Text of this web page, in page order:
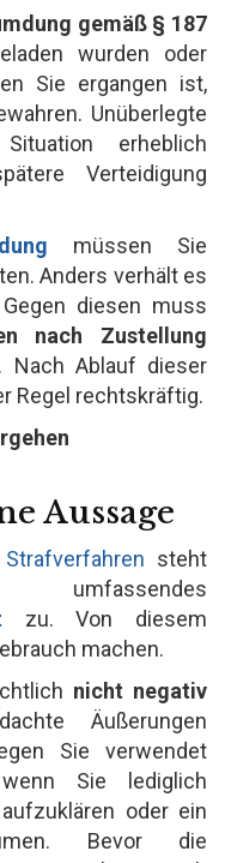
gemäß § 187
wurden oder
Sie ergangen ist,
Unüberlegte
erheblich
Verteidigung
müssen Sie
Anders verhält es
diesen muss
nach Zustellung
Nach Ablauf dieser
Regel rechtskräftig.
Aussage
Strafverfahren steht
zu. Von diesem
machen.
nicht negativ
Äußerungen
Sie verwendet
Sie lediglich
oder ein
Bevor die